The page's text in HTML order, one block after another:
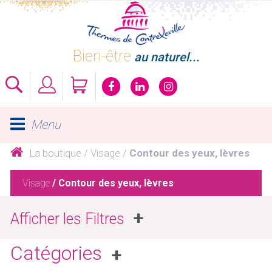
Skip
Bien-être au naturel...
Menu
La boutique Visage Contour des yeux, lèvres
Visage / Contour des yeux, lèvres
Filtres
Marques
Catégories